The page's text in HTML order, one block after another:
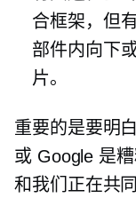
合框架，但
部件内向下
片。
重要的是要明
或 Google 是
和我们正在共